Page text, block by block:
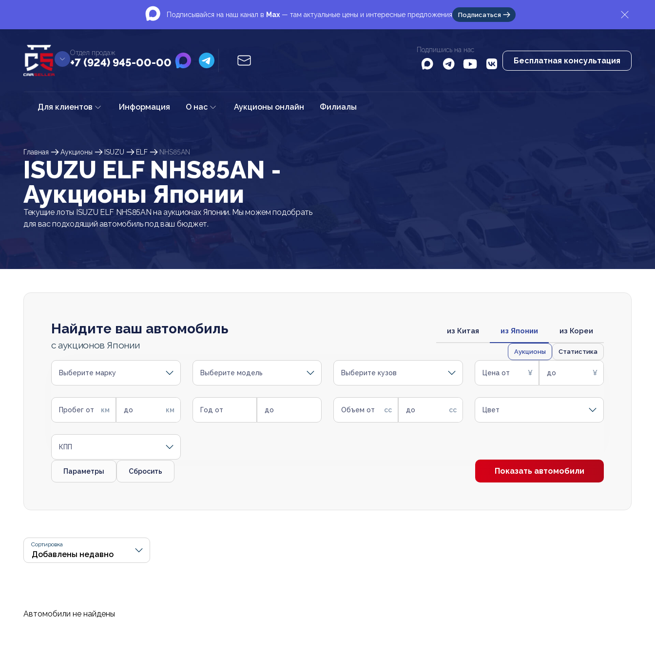
Подписывайся на наш канал в Max — там актуальные цены и интересные предложения Подписаться
Отдел продаж
+7 (924) 945-00-00
Подпишись на нас
Бесплатная консультация
Для клиентов Информация О нас Аукционы онлайн Филиалы
Главная Аукционы ISUZU ELF NHS85AN
ISUZU ELF NHS85AN -
Аукционы Японии
Текущие лоты ISUZU ELF NHS85AN на аукционах Японии. Мы можем подобрать
для вас подходящий автомобиль под ваш бюджет.
Найдите ваш автомобиль
с аукционов Японии
из Китая из Японии из Кореи
Аукционы Статистика
Выберите марку Выберите модель Выберите кузов Цена от до
Пробег от до Год от до Объем от до Цвет
КПП
Параметры Сбросить Показать автомобили
Сортировка
Автомобили не найдены